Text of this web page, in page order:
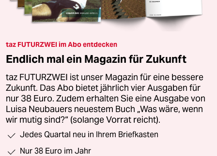
taz FUTURZWEI im Abo entdecken
Endlich mal ein Magazin für Zukunft
taz FUTURZWEI ist unser Magazin für eine bessere
Zukunft. Das Abo bietet jährlich vier Ausgaben für
nur 38 Euro. Zudem erhalten Sie eine Ausgabe von
Luisa Neubauers neuestem Buch „Was wäre, wenn
wir mutig sind?“ (solange Vorrat reicht).
Jedes Quartal neu in Ihrem Briefkasten
Nur 38 Euro im Jahr